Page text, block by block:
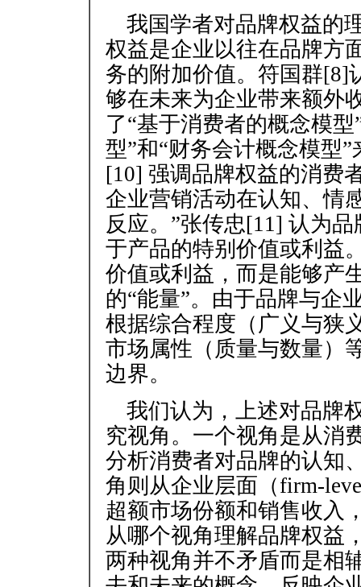
我国学者对品牌权益的
权益是企业以往在品牌方
务的附加价值。符国群[8]
够在未来为企业带来额外
了“基于消费者的概念模
型”和“财务会计概念模型
[10] 强调品牌权益的消费
企业营销活动在认知、情
反应。”张传忠[11] 认为
于产品的特别价值或利益
价值或利益，而是能够产
的“能量”。由于品牌与企
根据综合程度（广义与狭
市场属性（质量与数量）
边界。
我们认为，上述对品牌
究视角。一个视角是从消
分析消费者对品牌的认知
角则从企业层面（firm-
超额市场份额和销售收入
从哪个视角理解品牌权益
两种视角并不矛盾而是相